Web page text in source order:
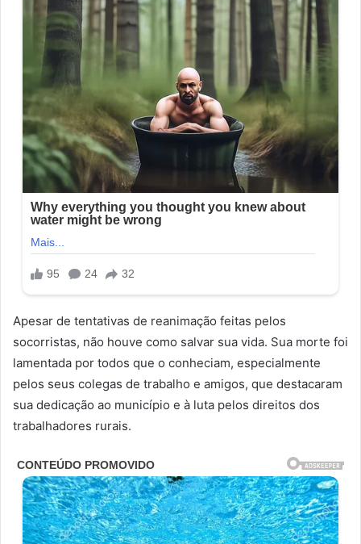
Apesar de tentativas de reanimação feitas pelos
socorristas, não houve como salvar sua vida. Sua morte foi
lamentada por todos que o conheciam, especialmente
pelos seus colegas de trabalho e amigos, que destacaram
sua dedicação ao município e à luta pelos direitos dos
trabalhadores rurais.